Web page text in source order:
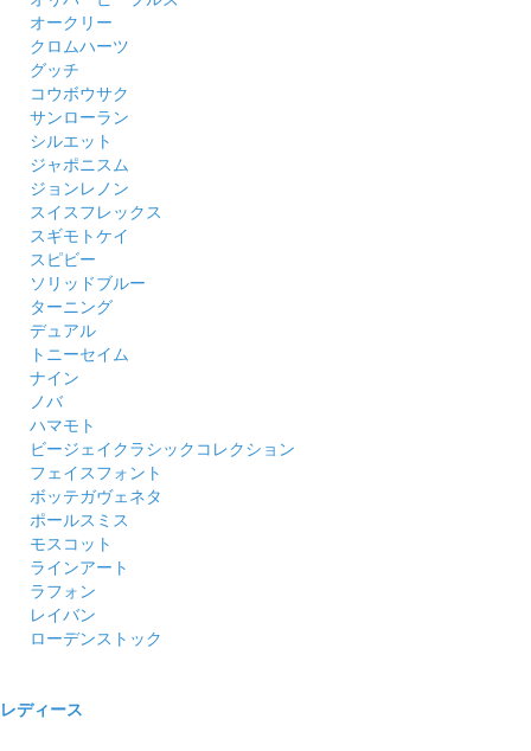
オークリー
クロムハーツ
グッチ
コウボウサク
サンローラン
シルエット
ジャポニスム
ジョンレノン
スイスフレックス
スギモトケイ
スピビー
ソリッドブルー
ターニング
デュアル
トニーセイム
ナイン
ノバ
ハマモト
ビージェイクラシックコレクション
フェイスフォント
ボッテガヴェネタ
ポールスミス
モスコット
ラインアート
ラフォン
レイバン
ローデンストック
レディース